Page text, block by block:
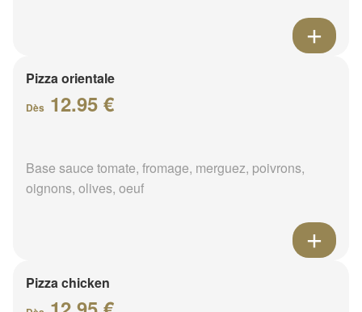
Pizza orientale
Dès 12.95 €
Base sauce tomate, fromage, merguez, poivrons,
oignons, olives, oeuf
Pizza chicken